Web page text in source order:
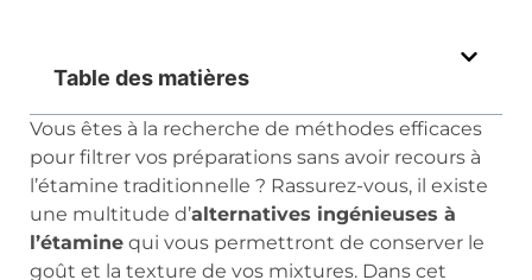
Table des matières
Vous êtes à la recherche de méthodes efficaces
pour filtrer vos préparations sans avoir recours à
l’étamine traditionnelle ? Rassurez-vous, il existe
une multitude d’alternatives ingénieuses à
l’étamine qui vous permettront de conserver le
goût et la texture de vos mixtures. Dans cet